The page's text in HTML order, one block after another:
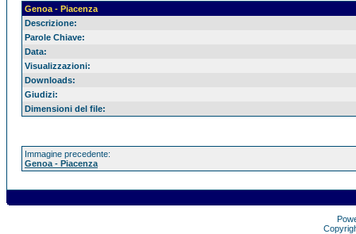
Genoa - Piacenza
Descrizione:
Parole Chiave:
Data:
Visualizzazioni:
Downloads:
Giudizi:
Dimensioni del file:
Immagine precedente:
Genoa - Piacenza